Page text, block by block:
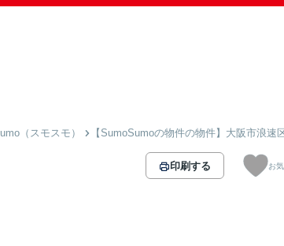
（スモスモ） 【SumoSumoの物件の物件】大阪市浪速
印刷する お